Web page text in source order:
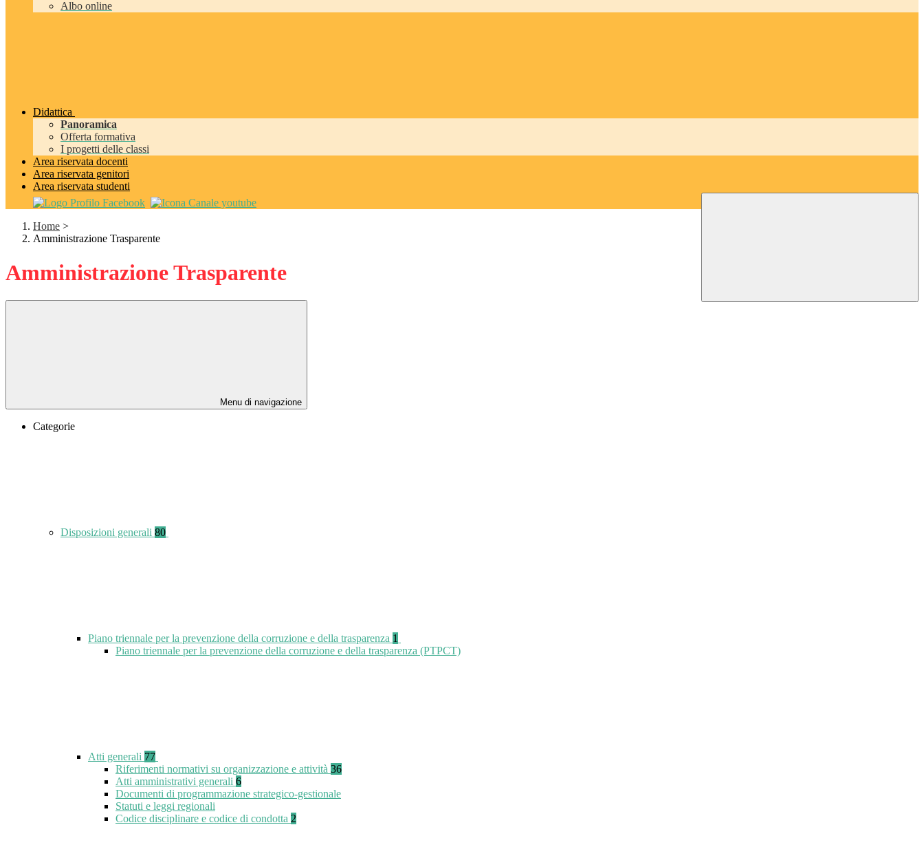
Albo online
Didattica
Panoramica
Offerta formativa
I progetti delle classi
Area riservata docenti
Area riservata genitori
Area riservata studenti
Home >
Amministrazione Trasparente
Amministrazione Trasparente
Menu di navigazione
Categorie
Disposizioni generali 80
Piano triennale per la prevenzione della corruzione e della trasparenza 1
Piano triennale per la prevenzione della corruzione e della trasparenza (PTPCT)
Atti generali 77
Riferimenti normativi su organizzazione e attività 36
Atti amministrativi generali 6
Documenti di programmazione strategico-gestionale
Statuti e leggi regionali
Codice disciplinare e codice di condotta 2